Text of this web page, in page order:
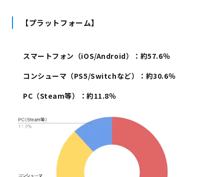
【プラットフォーム】
スマートフォン（iOS/Android）：約57.6％
コンシューマ（PS5/Switchなど）：約30.6％
PC（Steam等）：約11.8％